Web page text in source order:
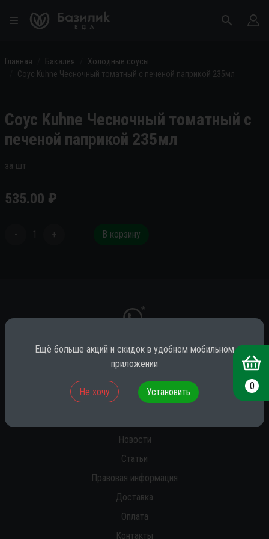
Главная Бакалея
Холодные соусы
Соус Kuhne Чесночный томатный с печеной паприкой 235мл
Соус Kuhne Чесночный томатный с
печеной паприкой 235мл
за шт
535.00 ₽
- 1 + В корзину
*
* принадлежит компании Meta (признана экстремистской на территории
Новости
Статьи
Правовая информация
Доставка
Оплата
Контакты
0
Ещё больше акций и скидок в удобном мобильном
приложении
Не хочу Установить